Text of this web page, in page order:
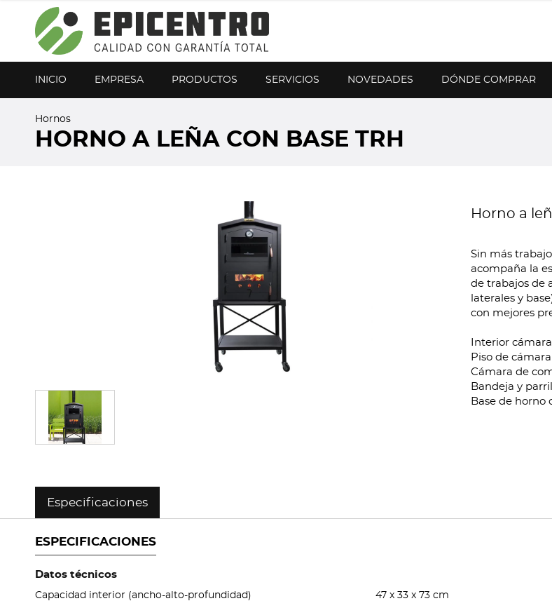
¿Olvidó su contraseña?
INICIO EMPRESA PRODUCTOS SERVICIOS NOVEDADES DÓNDE COMPRAR
Hornos
HORNO A LEÑA CON BASE TRH
Horno a
Sin más
acompaña la
de trabajos de
laterales y
con mejores
Interior
Piso de
Cámara de
Bandeja y
Base de horno
Especificaciones
ESPECIFICACIONES
Datos técnicos
Capacidad interior (ancho-alto-profundidad)
47 x 33 x 73 cm